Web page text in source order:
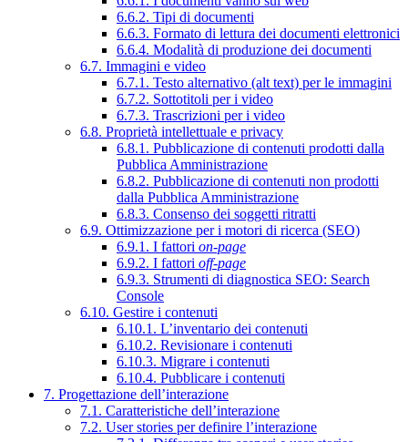
6.6.2. Tipi di documenti
6.6.3. Formato di lettura dei documenti elettronici
6.6.4. Modalità di produzione dei documenti
6.7. Immagini e video
6.7.1. Testo alternativo (alt text) per le immagini
6.7.2. Sottotitoli per i video
6.7.3. Trascrizioni per i video
6.8. Proprietà intellettuale e privacy
6.8.1. Pubblicazione di contenuti prodotti dalla
Pubblica Amministrazione
6.8.2. Pubblicazione di contenuti non prodotti
dalla Pubblica Amministrazione
6.8.3. Consenso dei soggetti ritratti
6.9. Ottimizzazione per i motori di ricerca (SEO)
6.9.1. I fattori on-page
6.9.2. I fattori off-page
6.9.3. Strumenti di diagnostica SEO: Search
Console
6.10. Gestire i contenuti
6.10.1. L’inventario dei contenuti
6.10.2. Revisionare i contenuti
6.10.3. Migrare i contenuti
6.10.4. Pubblicare i contenuti
7. Progettazione dell’interazione
7.1. Caratteristiche dell’interazione
7.2. User stories per definire l’interazione